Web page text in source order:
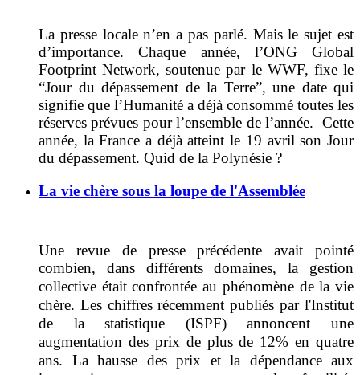
La presse locale n’en a pas parlé. Mais le sujet est
d’importance. Chaque année, l’ONG Global
Footprint Network, soutenue par le WWF, fixe le
“Jour du dépassement de la Terre”, une date qui
signifie que l’Humanité a déjà consommé toutes les
réserves prévues pour l’ensemble de l’année. Cette
année, la France a déjà atteint le 19 avril son Jour
du dépassement. Quid de la Polynésie ?
La vie chère sous la loupe de l'Assemblée
Une revue de presse précédente avait pointé
combien, dans différents domaines, la gestion
collective était confrontée au phénomène de la vie
chère. Les chiffres récemment publiés par l'Institut
de la statistique (ISPF) annoncent une
augmentation des prix de plus de 12% en quatre
ans. La hausse des prix et la dépendance aux